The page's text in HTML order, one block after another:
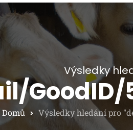
Výsledky
GoodID/
Domů Výsledky hledání pro